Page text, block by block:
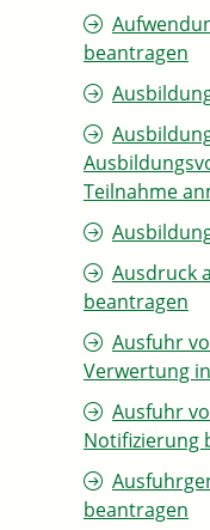
beantragen
Teilnahme
Ausdruck
beantragen
Ausfuhr
Verwertung
Ausfuhr
Notifizierung
beantragen